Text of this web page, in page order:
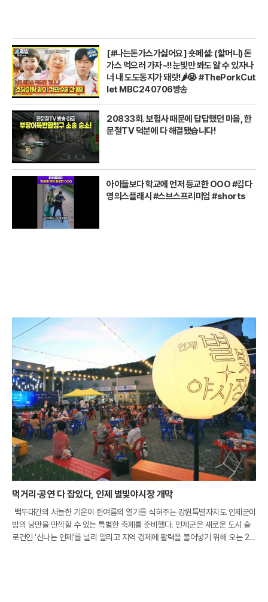
[#나는돈가스가싫어요] 숏페셜: (할머니) 돈
가스 먹으러 가자~!! 눈빛만 봐도 알 수 있자나
너 내 도도동지가 돼랏!🌶️😭 #ThePorkCut
let MBC240706방송
20833회. 보험사 때문에 답답했던 마음, 한
문철TV 덕분에 다 해결됐습니다!
아이들보다 학교에 먼저 등교한 OOO #김다
영의스플래시 #스브스프리미엄 #shorts
먹거리·공연 다 잡았다, 인제 별빛야시장 개막
백두대간의 서늘한 기운이 한여름의 열기를 식혀주는 강원특별자치도 인제군이
밤의 낭만을 만끽할 수 있는 특별한 축제를 준비했다. 인제군은 새로운 도시 슬
로건인 ‘신나는 인제’를 널리 알리고 지역 경제에 활력을 불어넣기 위해 오는 21